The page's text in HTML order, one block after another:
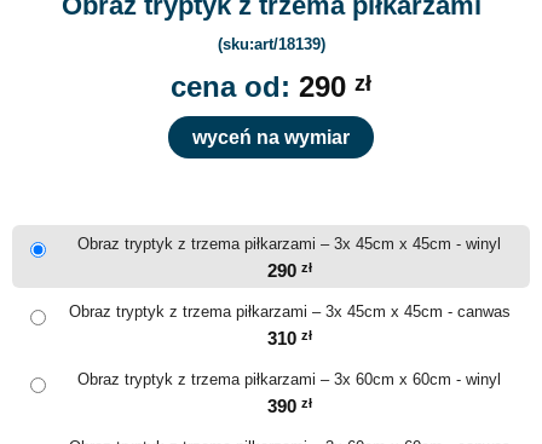
(sku:art/18139)
cena od: 290 zł
wyceń na wymiar
Obraz tryptyk z trzema piłkarzami – 3x 45cm x 45cm - winyl
290 zł
Obraz tryptyk z trzema piłkarzami – 3x 45cm x 45cm - canwas
310 zł
Obraz tryptyk z trzema piłkarzami – 3x 60cm x 60cm - winyl
390 zł